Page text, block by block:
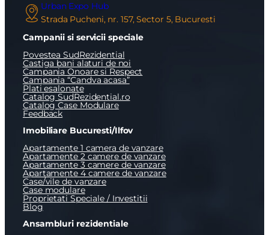
Urban Expo Hub
Strada Pucheni, nr. 157, Sector 5, Bucuresti
Campanii si servicii speciale
Povestea SudRezidential
Castiga bani alaturi de noi
Campania Onoare si Respect
Campania “Candva acasa”
Plati esalonate
Catalog SudRezidential.ro
Catalog Case Modulare
Feedback
Imobiliare Bucuresti/Ilfov
Apartamente 1 camera de vanzare
Apartamente 2 camere de vanzare
Apartamente 3 camere de vanzare
Apartamente 4 camere de vanzare
Case/vile de vanzare
Case modulare
Proprietati Speciale / Investitii
Blog
Ansambluri rezidentiale